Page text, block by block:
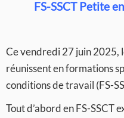
FS-SSCT Petite
Ce vendredi 27 juin 2025,
réunissent en formations
conditions de travail (FS-
Tout d’abord en FS-SSCT